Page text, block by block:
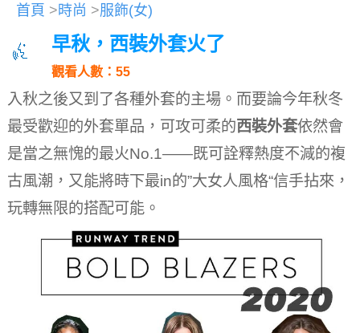
首頁 >時尚 >服飾(女)
早秋，西裝外套火了
觀看人數：55
入秋之後又到了各種外套的主場。 而要論今年秋冬
最受歡迎的外套單品，可攻可柔的西裝外套依然會
是當之無愧的最火No.1——既可詮釋熱度不減的複
古風潮，又能將時下最in的”大女人風格“信手拈來，
玩轉無限的搭配可能。